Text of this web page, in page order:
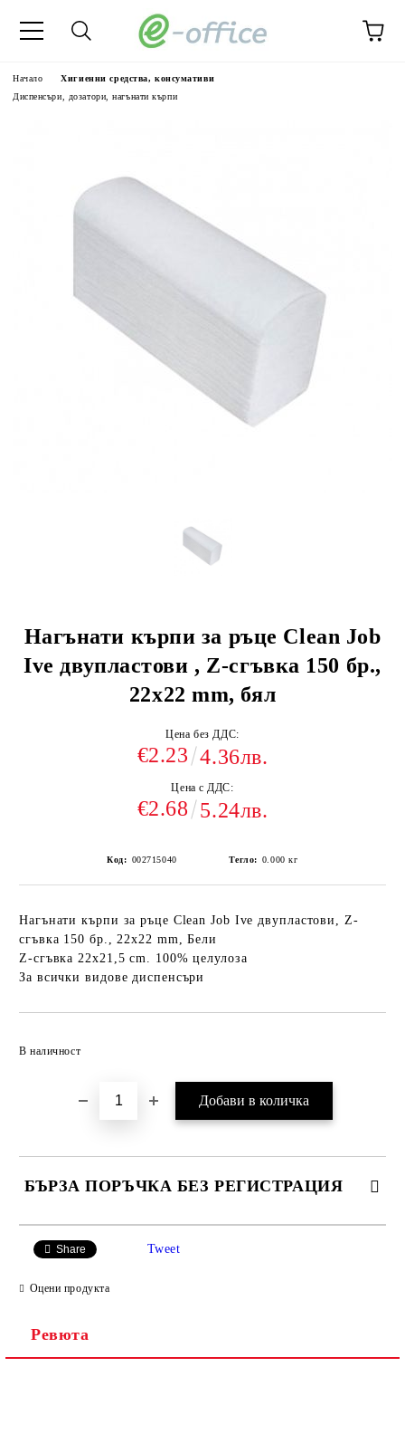
Начало
Хигиенни средства, консумативи
Диспенсъри, дозатори, нагънати кърпи
Нагънати кърпи за ръце Clean Job
Ive двупластови , Z-сгъвка 150 бр.,
22х22 mm, бял
Цена без ДДС:
€2.23 4.36лв.
Цена с ДДС:
€2.68 5.24лв.
Код: 002715040 Тегло: 0.000 кг
Нагънати кърпи за ръце Clean Job Ive двупластови, Z-
сгъвка 150 бр., 22х22 mm, Бели
Z-сгъвка 22x21,5 cm. 100% целулоза
За всички видове диспенсъри
В наличност
БЪРЗА ПОРЪЧКА БЕЗ РЕГИСТРАЦИЯ
Ние ще се свържем с вас в рамките на работния ден.
Share Tweet
Оцени продукта
Ревюта